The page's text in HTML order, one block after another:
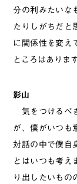
分の利みたいな
たりしがちだと
に関係性を変え
ところはありま
影山
気をつけるべ
が、僕がいつも
対話の中で僕自
とはいつも考え
り出したいもの